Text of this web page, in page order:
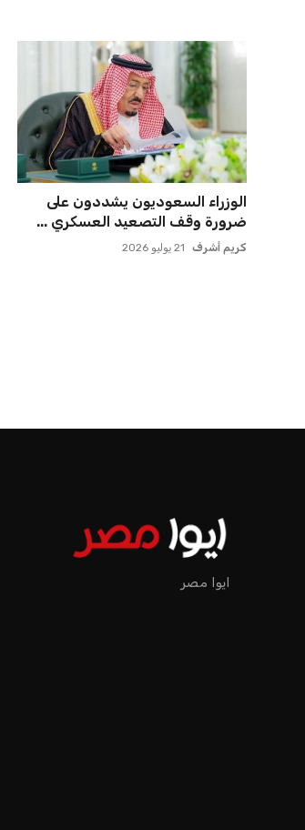
الوزراء السعوديون يشددون على
ضرورة وقف التصعيد العسكري ...
كريم أشرف 21 يوليو 2026
ايوا مصر